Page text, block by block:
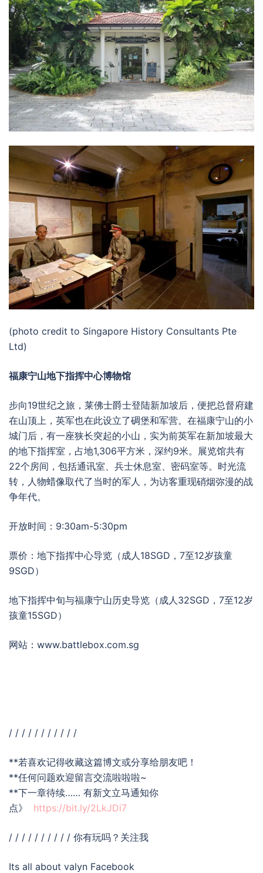
(photo credit to Singapore History Consultants Pte
Ltd)
福康宁山地下指挥中心博物馆
步向19世纪之旅，莱佛士爵士登陆新加坡后，便把总督府建
在山顶上，英军也在此设立了碉堡和军营。在福康宁山的小
城门后，有一座狭长突起的小山，实为前英军在新加坡最大
的地下指挥室，占地1,306平方米，深约9米。展览馆共有
22个房间，包括通讯室、兵士休息室、密码室等。时光流
转，人物蜡像取代了当时的军人，为访客重现硝烟弥漫的战
争年代。
开放时间：9:30am-5:30pm
票价：地下指挥中心导览（成人18SGD，7至12岁孩童
9SGD）
地下指挥中旬与福康宁山历史导览（成人32SGD，7至12岁
孩童15SGD）
网站：www.battlebox.com.sg
/ / / / / / / / / / /
**若喜欢记得收藏这篇博文或分享给朋友吧！
**任何问题欢迎留言交流啦啦啦~
**下一章待续…… 有新文立马通知你
点》 https://bit.ly/2LkJDi7
/ / / / / / / / / / 你有玩吗？关注我
Its all about valyn Facebook